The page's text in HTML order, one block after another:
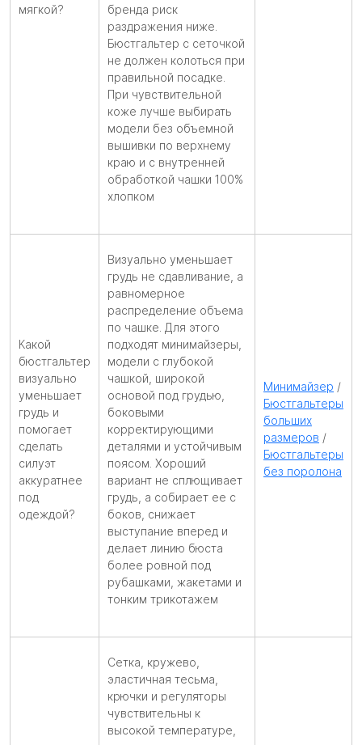
мягкой?
бренда риск
раздражения ниже.
Бюстгальтер с сеточкой
не должен колоться при
правильной посадке.
При чувствительной
коже лучше выбирать
модели без объемной
вышивки по верхнему
краю и с внутренней
обработкой чашки 100%
хлопком
Какой
бюстгальтер
визуально
уменьшает
грудь и
помогает
сделать
силуэт
аккуратнее
под
одеждой?
Визуально уменьшает
грудь не сдавливание, а
равномерное
распределение объема
по чашке. Для этого
подходят минимайзеры,
модели с глубокой
чашкой, широкой
основой под грудью,
боковыми
корректирующими
деталями и устойчивым
поясом. Хороший
вариант не сплющивает
грудь, а собирает ее с
боков, снижает
выступание вперед и
делает линию бюста
более ровной под
рубашками, жакетами и
тонким трикотажем
Минимайзер /
Бюстгальтеры
больших
размеров /
Бюстгальтеры
без поролона
Сетка, кружево,
эластичная тесьма,
крючки и регуляторы
чувствительны к
высокой температуре,